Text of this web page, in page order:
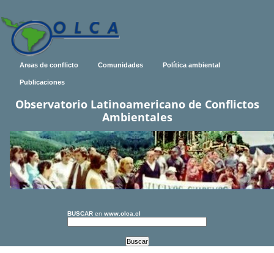
Areas de conflicto Comunidades Política ambiental
Publicaciones
Observatorio Latinoamericano de Conflictos
Ambientales
BUSCAR en www.olca.cl